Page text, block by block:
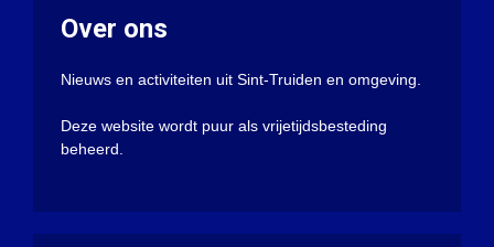
Over ons
Nieuws en activiteiten uit Sint-Truiden en omgeving.
Deze website wordt puur als vrijetijdsbesteding
beheerd.